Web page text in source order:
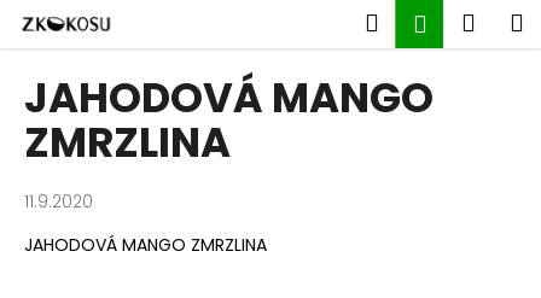
obsah
Hledat
JAHODOVÁ MANGO
ZMRZLINA
11.9.2020
JAHODOVÁ MANGO ZMRZLINA
o
C
o
p
t